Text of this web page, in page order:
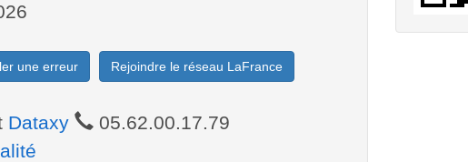
une erreur Rejoindre le réseau LaFrance
Dataxy
05.62.00.17.79